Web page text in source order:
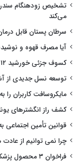
تشخیص زودهنگام
می‌کند
سرطان پستان قابل
آیا مصرف قهوه و
کسوف جزئی خورشید ۱۲ اوت رخ می‌دهد
توسعه نسل جدیدی از
مایکروسافت
کشف راز انگشترهای
قوانین تأمین اجتماعی
چرا نمی توانیم از
فراخوان ۳ محصول پزشکی و دارویی به دلیل خطرهای کیفی و ایمنی